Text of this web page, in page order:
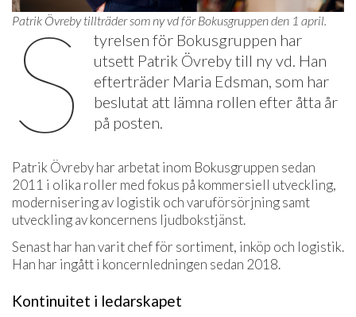
Patrik Övreby tillträder som ny vd för Bokusgruppen den 1 april.
S
tyrelsen för Bokusgruppen har
utsett Patrik Övreby till ny vd. Han
efterträder Maria Edsman, som har
beslutat att lämna rollen efter åtta år
på posten.
Patrik Övreby har arbetat inom Bokusgruppen sedan
2011 i olika roller med fokus på kommersiell utveckling,
modernisering av logistik och varuförsörjning samt
utveckling av koncernens ljudbokstjänst.
Senast har han varit chef för sortiment, inköp och logistik.
Han har ingått i koncernledningen sedan 2018.
Kontinuitet i ledarskapet